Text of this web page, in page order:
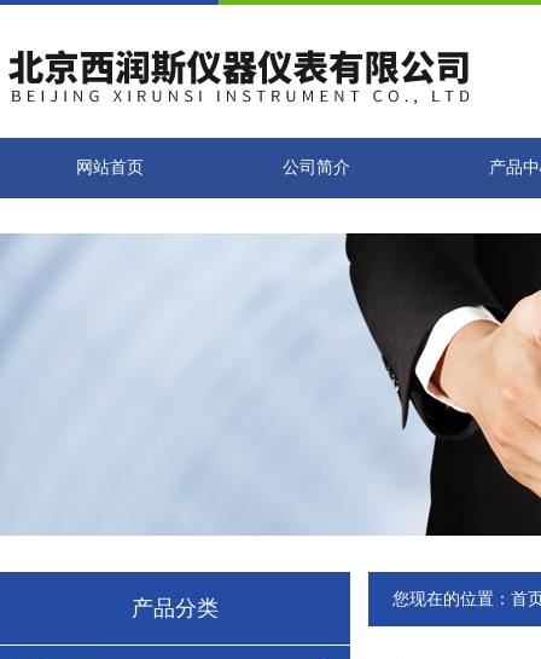
网站首页 公司简介 产品
产品分类 您现在的位置： 首